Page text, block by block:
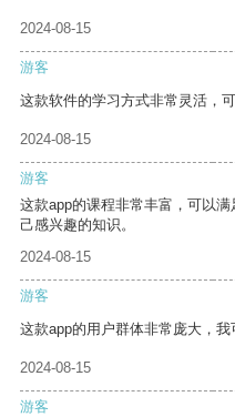
2024-08-15
游客
这款软件的学习方式非常灵活，
2024-08-15
游客
这款app的课程非常丰富，可以
己感兴趣的知识。
2024-08-15
游客
这款app的用户群体非常庞大，我
2024-08-15
游客